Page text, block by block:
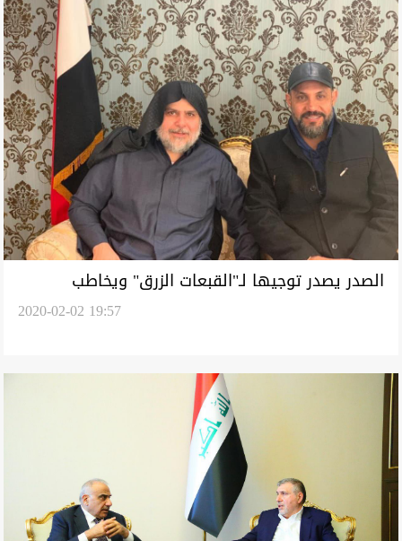
الصدر يصدر توجيها لـ"القبعات الزرق" ويخاطب
2020-02-02 19:57